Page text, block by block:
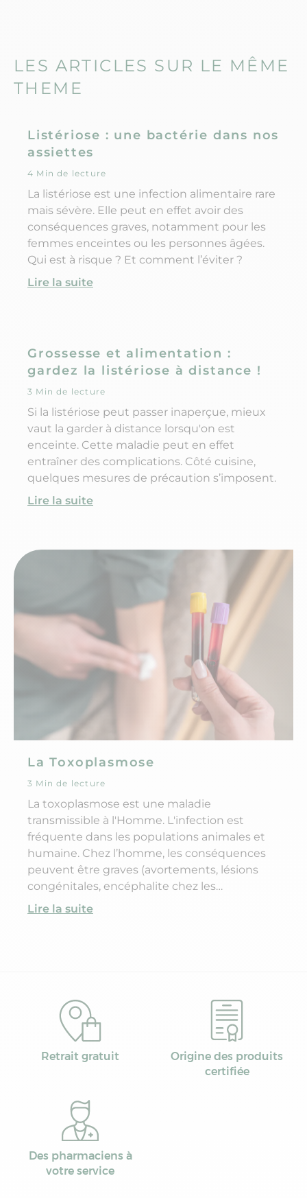
LES ARTICLES SUR LE MÊME
THEME
Listériose : une bactérie dans nos
assiettes
4 Min de lecture
La listériose est une infection alimentaire rare
mais sévère. Elle peut en effet avoir des
conséquences graves, notamment pour les
femmes enceintes ou les personnes âgées.
Qui est à risque ? Et comment l’éviter ?
Lire la suite
Grossesse et alimentation :
gardez la listériose à distance !
3 Min de lecture
Si la listériose peut passer inaperçue, mieux
vaut la garder à distance lorsqu'on est
enceinte. Cette maladie peut en effet
entraîner des complications. Côté cuisine,
quelques mesures de précaution s’imposent.
Lire la suite
La Toxoplasmose
3 Min de lecture
La toxoplasmose est une maladie
transmissible à l'Homme. L'infection est
fréquente dans les populations animales et
humaine. Chez l’homme, les conséquences
peuvent être graves (avortements, lésions
congénitales, encéphalite chez les
immunodéprimés).
Lire la suite
Retrait gratuit
Origine des produits
certifiée
Des pharmaciens à
votre service